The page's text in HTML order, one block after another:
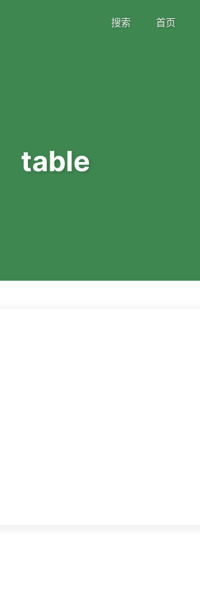
搜索 首页
table